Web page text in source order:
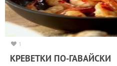
1
КРЕВЕТКИ ПО-ГАВАЙСКИ